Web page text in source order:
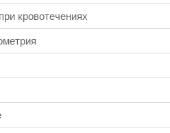
кровотечениях